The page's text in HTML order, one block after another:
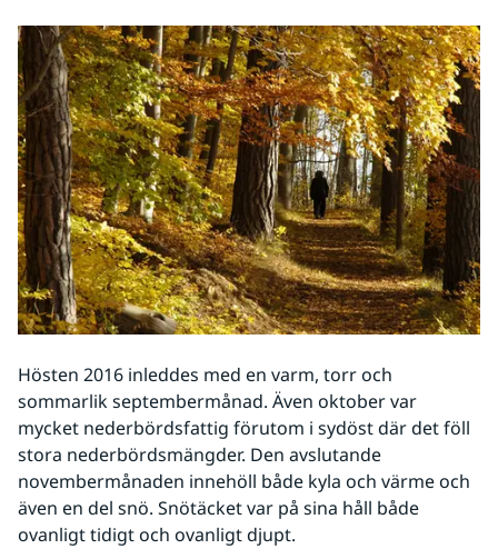
Hösten 2016 inleddes med en varm, torr och
sommarlik septembermånad. Även oktober var
mycket nederbördsfattig förutom i sydöst där det föll
stora nederbördsmängder. Den avslutande
novembermånaden innehöll både kyla och värme och
även en del snö. Snötäcket var på sina håll både
ovanligt tidigt och ovanligt djupt.